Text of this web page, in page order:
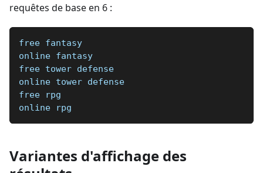
requêtes de base en 6 :
free fantasy
online fantasy
free tower defense
online tower defense
free rpg
online rpg
Variantes d'affichage des